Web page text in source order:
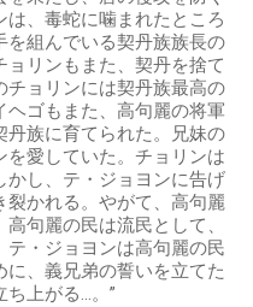
、毒蛇に噛まれたところ
を組んでいる契丹族族長の
リンもまた、契丹を捨て
ョリンには契丹族最高の
ゴもまた、高句麗の将軍
族に育てられた。兄妹の
を愛していた。チョリンは
かし、テ・ジョヨンに告げ
裂かれる。やがて、高句麗
句麗の民は流民として、
・ジョヨンは高句麗の民
、義兄弟の誓いを立てた
ち上がる…。”